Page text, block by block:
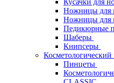
Кусачки для
Ножницы для
Ножницы для
Педикюрные
Шаберы
Книпсеры
Косметологический
Пинцеты